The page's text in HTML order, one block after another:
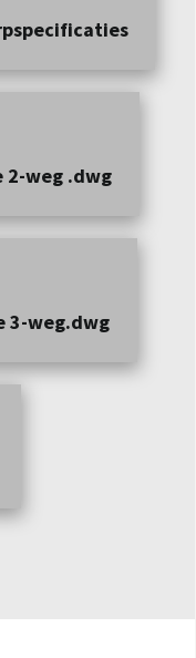
2-weg .dwg
3-weg.dwg